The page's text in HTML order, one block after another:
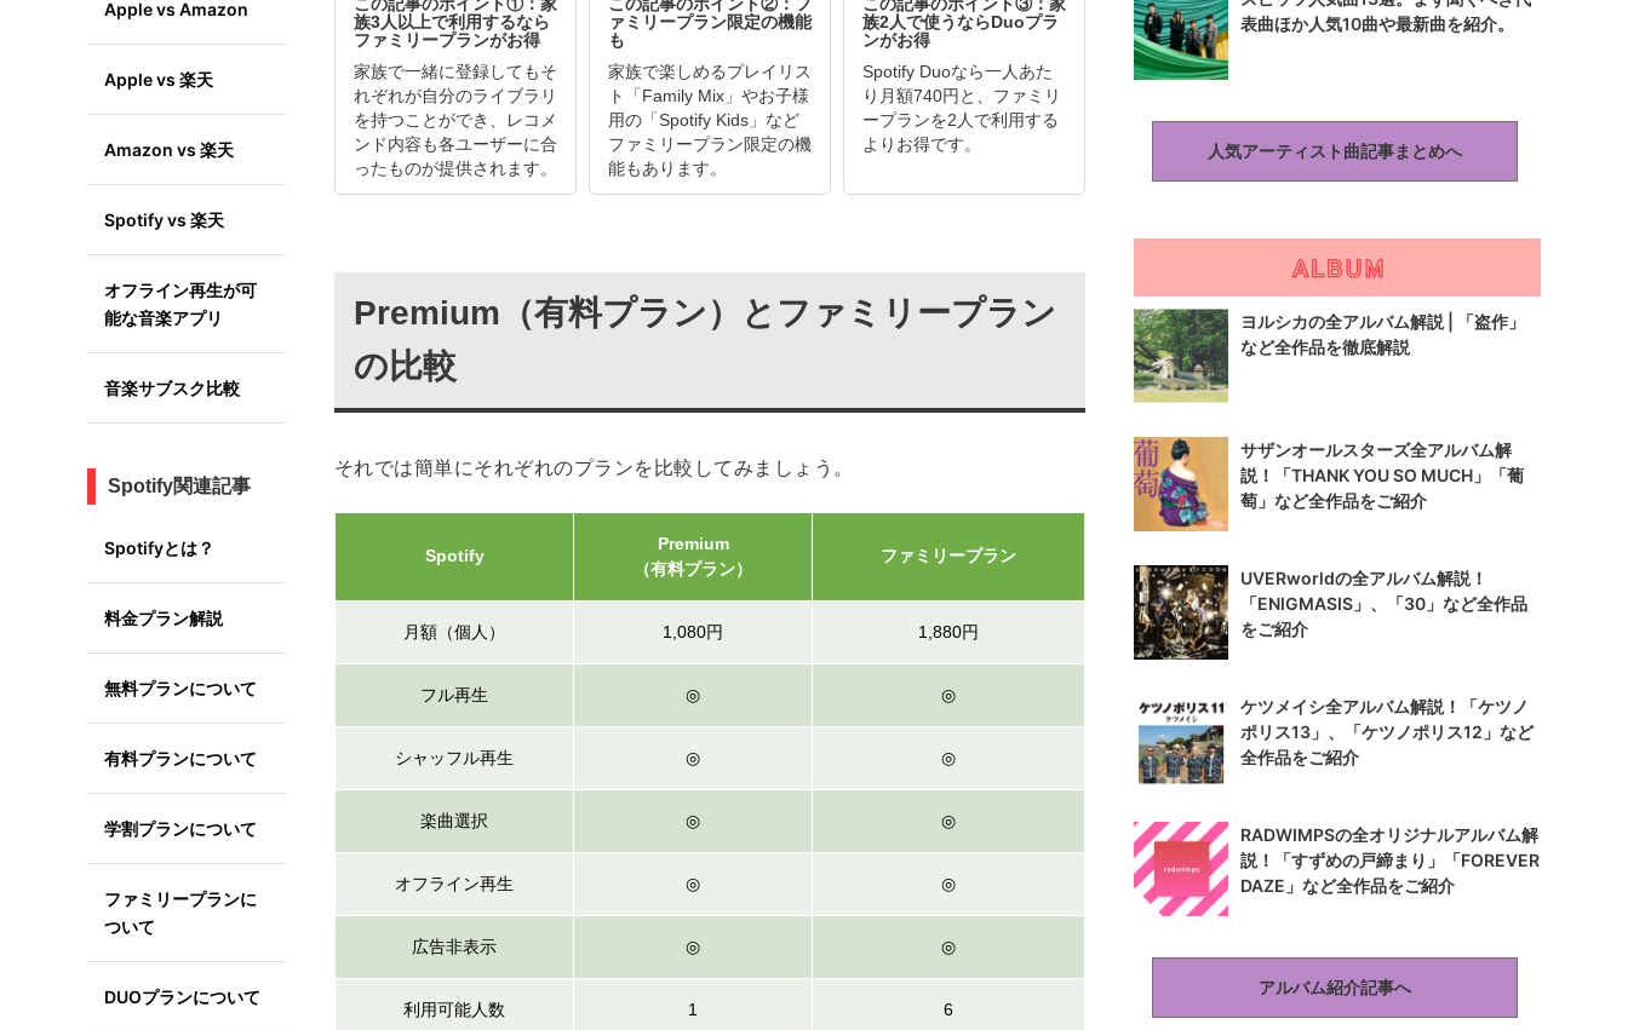
この記事のポイント①：家
族3人以上で利用するなら
ファミリープランがお得
家族で一緒に登録してもそ
れぞれが自分のライブラリ
を持つことができ、レコメ
ンド内容も各ユーザーに合
ったものが提供されます。
この記事のポイント②：フ
ァミリープラン限定の機能
も
家族で楽しめるプレイリス
ト「Family Mix」やお子様
用の「Spotify Kids」など
ファミリープラン限定の機
能もあります。
この記事のポイント③：家
族2人で使うならDuoプラ
ンがお得
Spotify Duoなら一人あた
り月額740円と、ファミリ
ープランを2人で利用する
よりお得です。
Premium（有料プラン）とファミリープラン
の比較
それでは簡単にそれぞれのプランを比較してみましょう。
Spotify
Premium
（有料プラン）
ファミリープラン
月額（個人） 1,080円 1,880円
フル再生 ◎ ◎
シャッフル再生 ◎ ◎
楽曲選択 ◎ ◎
オフライン再生 ◎ ◎
広告非表示 ◎ ◎
利用可能人数 1 6
Apple vs Amazon
Apple vs 楽天
Amazon vs 楽天
Spotify vs 楽天
オフライン再生が可
能な音楽アプリ
音楽サブスク比較
Spotify関連記事
Spotifyとは？
料金プラン解説
無料プランについて
有料プランについて
学割プランについて
ファミリープランに
ついて
DUOプランについて
表曲ほか人気10曲や最新曲を紹介。
人気アーティスト曲記事まとめへ
ヨルシカの全アルバム解説 | 「盗作」
など全作品を徹底解説
サザンオールスターズ全アルバム解
説！「THANK YOU SO MUCH」「葡
萄」など全作品をご紹介
UVERworldの全アルバム解説！
「ENIGMASIS」、「30」など全作品
をご紹介
ケツメイシ全アルバム解説！「ケツノ
ポリス13」、「ケツノポリス12」など
全作品をご紹介
RADWIMPSの全オリジナルアルバム解
説！「すずめの戸締まり」「FOREVER
DAZE」など全作品をご紹介
アルバム紹介記事へ